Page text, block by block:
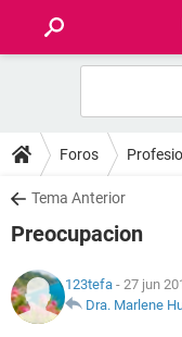
FOROS
SALUD
NUTRICIÓN
Foros
Tema Anterior
Preocupacion
123tefa - 27 jun
Dra. Marlene